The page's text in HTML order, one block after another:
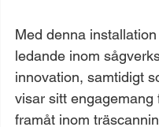
Med denna
ledande inom
innovation, samtidigt
visar sitt engagemang
framåt inom